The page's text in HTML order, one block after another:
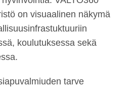
on visuaalinen näkymä
koulutuksessa sekä
tarve